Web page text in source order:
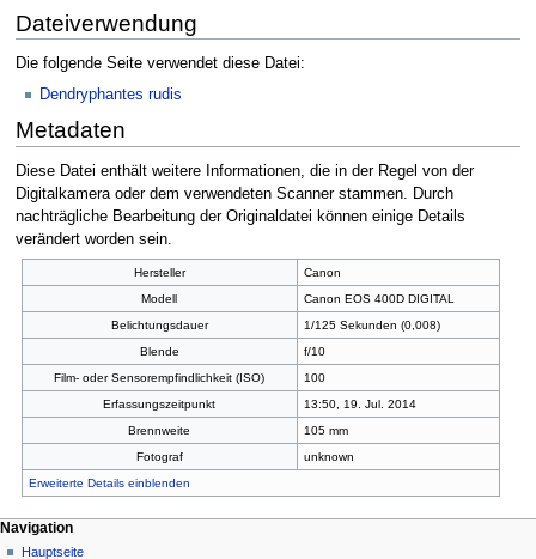
Dateiverwendung
Die folgende Seite verwendet diese Datei:
Dendryphantes rudis
Metadaten
Diese Datei enthält weitere Informationen, die in der Regel von der
Digitalkamera oder dem verwendeten Scanner stammen. Durch
nachträgliche Bearbeitung der Originaldatei können einige Details
verändert worden sein.
Hersteller
Canon
Modell
Canon EOS 400D DIGITAL
Belichtungsdauer
1/125 Sekunden (0,008)
Blende
f/10
Film- oder Sensorempfindlichkeit (ISO)
100
Erfassungszeitpunkt
13:50, 19. Jul. 2014
Brennweite
105 mm
Fotograf
unknown
Erweiterte Details einblenden
Navigation
Hauptseite